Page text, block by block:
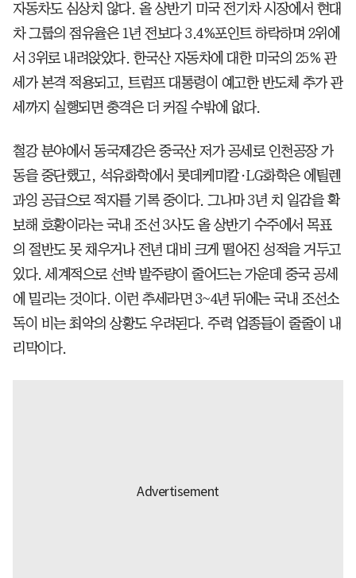
자동차도 심상치 않다. 올 상반기 미국 전기차 시장에서 현대
차 그룹의 점유율은 1년 전보다 3.4%포인트 하락하며 2위에
서 3위로 내려앉았다. 한국산 자동차에 대한 미국의 25% 관
세가 본격 적용되고, 트럼프 대통령이 예고한 반도체 추가 관
세까지 실행되면 충격은 더 커질 수밖에 없다.
철강 분야에서 동국제강은 중국산 저가 공세로 인천공장 가
동을 중단했고, 석유화학에서 롯데케미칼·LG화학은 에틸렌
과잉 공급으로 적자를 기록 중이다. 그나마 3년 치 일감을 확
보해 호황이라는 국내 조선 3사도 올 상반기 수주에서 목표
의 절반도 못 채우거나 전년 대비 크게 떨어진 성적을 거두고
있다. 세계적으로 선박 발주량이 줄어드는 가운데 중국 공세
에 밀리는 것이다. 이런 추세라면 3~4년 뒤에는 국내 조선소
독이 비는 최악의 상황도 우려된다. 주력 업종들이 줄줄이 내
리막이다.